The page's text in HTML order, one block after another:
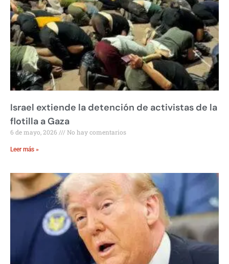
Israel extiende la detención de activistas de la
flotilla a Gaza
6 de mayo, 2026 No hay comentarios
Leer más »